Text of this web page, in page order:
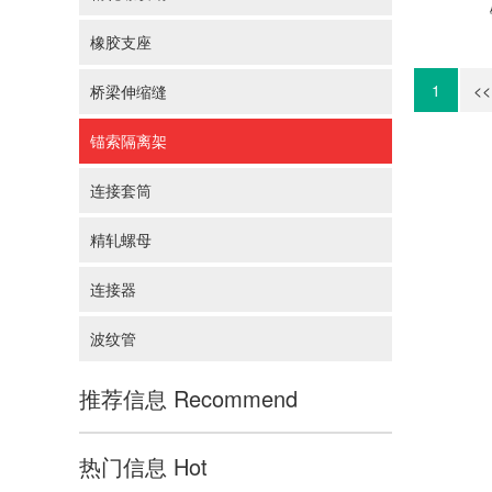
橡胶支座
桥梁伸缩缝
锚索隔离架
连接套筒
精轧螺母
连接器
波纹管
推荐信息 Recommend
热门信息 Hot
1 <<